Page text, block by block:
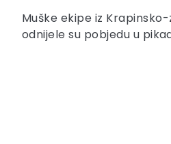
Muške ekipe iz
odnijele su pobjedu u